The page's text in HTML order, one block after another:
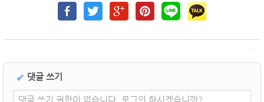
✔ 댓글 쓰기
댓글 쓰기 권한이 없습니다. 로그인 하시겠습니까?